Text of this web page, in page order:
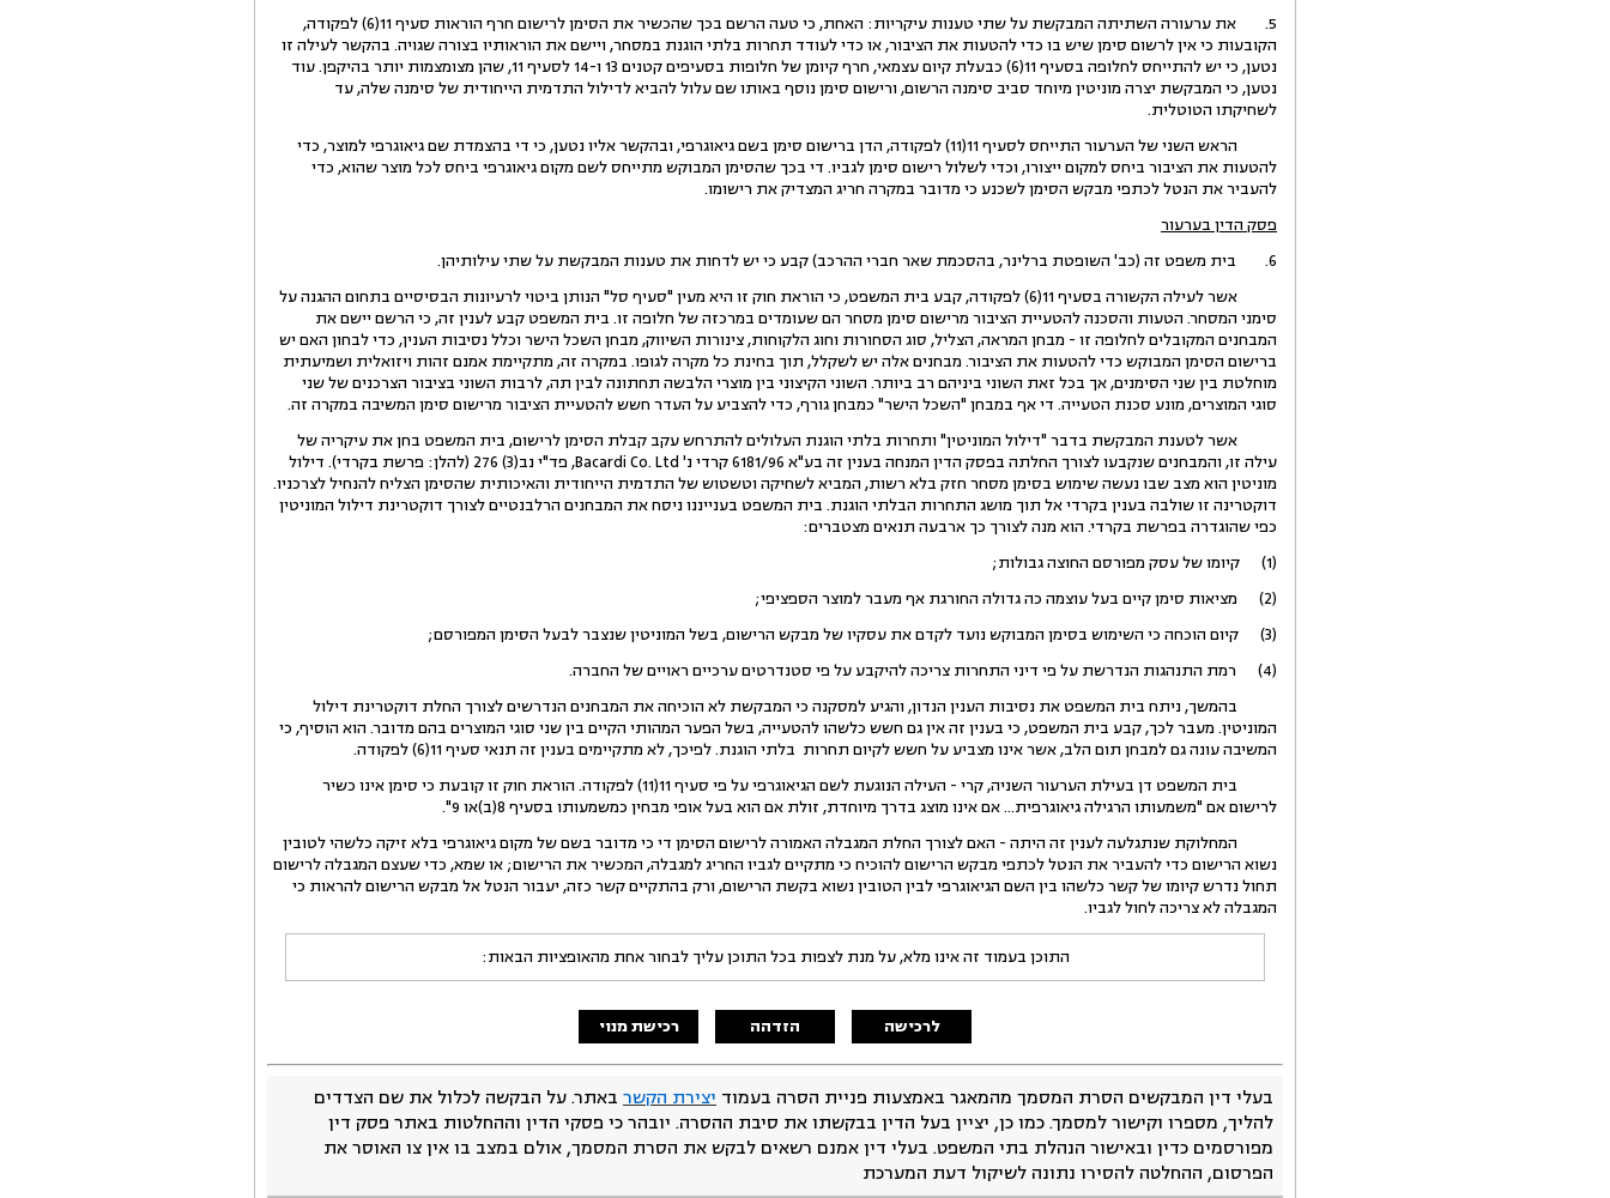
5. את ערעורה השתיתה המבקשת על שתי טענות עיקריות: האחת, כי טעה הרשם בכך שהכשיר את הסימן לרישום חרף הוראות סעיף 11(6) לפקודה,
הקובעות כי אין לרשום סימן שיש בו כדי להטעות את הציבור, או כדי לעודד תחרות בלתי הוגנת במסחר, ויישם את הוראותיו בצורה שגויה. בהקשר לעילה זו
נטען, כי יש להתייחס לחלופה בסעיף 11(6) כבעלת קיום עצמאי, חרף קיומן של חלופות בסעיפים קטנים 13 ו-14 לסעיף 11, שהן מצומצמות יותר בהיקפן. עוד
נטען, כי המבקשת יצרה מוניטין מיוחד סביב סימנה הרשום, ורישום סימן נוסף באותו שם עלול להביא לדילול התדמית הייחודית של סימנה שלה, עד
לשחיקתו הטוטלית.
הראש השני של הערעור התייחס לסעיף 11(11) לפקודה, הדן ברישום סימן בשם גיאוגרפי, ובהקשר אליו נטען, כי די בהצמדת שם גיאוגרפי למוצר, כדי
להטעות את הציבור ביחס למקום ייצורו, וכדי לשלול רישום סימן לגביו. די בכך שהסימן המבוקש מתייחס לשם מקום גיאוגרפי ביחס לכל מוצר שהוא, כדי
להעביר את הנטל לכתפי מבקש הסימן לשכנע כי מדובר במקרה חריג המצדיק את רישומו.
פסק הדין בערעור
6. בית משפט זה (כב' השופטת ברלינר, בהסכמת שאר חברי ההרכב) קבע כי יש לדחות את טענות המבקשת על שתי עילותיהן.
אשר לעילה הקשורה בסעיף 11(6) לפקודה, קבע בית המשפט, כי הוראת חוק זו היא מעין "סעיף סל" הנותן ביטוי לרעיונות הבסיסיים בתחום ההגנה על
סימני המסחר. הטעות והסכנה להטעיית הציבור מרישום סימן מסחר הם שעומדים במרכזה של חלופה זו. בית המשפט קבע לענין זה, כי הרשם יישם את
המבחנים המקובלים לחלופה זו - מבחן המראה, הצליל, סוג הסחורות וחוג הלקוחות, צינורות השיווק, מבחן השכל הישר וכלל נסיבות הענין, כדי לבחון האם יש
ברישום הסימן המבוקש כדי להטעות את הציבור. מבחנים אלה יש לשקלל, תוך בחינת כל מקרה לגופו. במקרה זה, מתקיימת אמנם זהות ויזואלית ושמיעתית
מוחלטת בין שני הסימנים, אך בכל זאת השוני ביניהם רב ביותר. השוני הקיצוני בין מוצרי הלבשה תחתונה לבין תה, לרבות השוני בציבור הצרכנים של שני
סוגי המוצרים, מונע סכנת הטעייה. די אף במבחן "השכל הישר" כמבחן גורף, כדי להצביע על העדר חשש להטעיית הציבור מרישום סימן המשיבה במקרה זה.
אשר לטענת המבקשת בדבר "דילול המוניטין" ותחרות בלתי הוגנת העלולים להתרחש עקב קבלת הסימן לרישום, בית המשפט בחן את עיקריה של
עילה זו, והמבחנים שנקבעו לצורך החלתה בפסק הדין המנחה בענין זה בע"א 6181/96 קרדי נ' Bacardi Co. Ltd, פד"י נב(3) 276 (להלן: פרשת בקרדי). דילול
מוניטין הוא מצב שבו נעשה שימוש בסימן מסחר חזק בלא רשות, המביא לשחיקה וטשטוש של התדמית הייחודית והאיכותית שהסימן הצליח להנחיל לצרכניו.
דוקטרינה זו שולבה בענין בקרדי אל תוך מושג התחרות הבלתי הוגנת. בית המשפט בענייננו ניסח את המבחנים הרלבנטיים לצורך דוקטרינת דילול המוניטין
כפי שהוגדרה בפרשת בקרדי. הוא מנה לצורך כך ארבעה תנאים מצטברים:
(1) קיומו של עסק מפורסם החוצה גבולות;
(2) מציאות סימן קיים בעל עוצמה כה גדולה החורגת אף מעבר למוצר הספציפי;
(3) קיום הוכחה כי השימוש בסימן המבוקש נועד לקדם את עסקיו של מבקש הרישום, בשל המוניטין שנצבר לבעל הסימן המפורסם;
(4) רמת התנהגות הנדרשת על פי דיני התחרות צריכה להיקבע על פי סטנדרטים ערכיים ראויים של החברה.
בהמשך, ניתח בית המשפט את נסיבות הענין הנדון, והגיע למסקנה כי המבקשת לא הוכיחה את המבחנים הנדרשים לצורך החלת דוקטרינת דילול
המוניטין. מעבר לכך, קבע בית המשפט, כי בענין זה אין גם חשש כלשהו להטעייה, בשל הפער המהותי הקיים בין שני סוגי המוצרים בהם מדובר. הוא הוסיף, כי
המשיבה עונה גם למבחן תום הלב, אשר אינו מצביע על חשש לקיום תחרות בלתי הוגנת. לפיכך, לא מתקיימים בענין זה תנאי סעיף 11(6) לפקודה.
בית המשפט דן בעילת הערעור השניה, קרי - העילה הנוגעת לשם הגיאוגרפי על פי סעיף 11(11) לפקודה. הוראת חוק זו קובעת כי סימן אינו כשיר
לרישום אם "משמעותו הרגילה גיאוגרפית... אם אינו מוצג בדרך מיוחדת, זולת אם הוא בעל אופי מבחין כמשמעותו בסעיף 8(ב)או 9".
המחלוקת שנתגלעה לענין זה היתה - האם לצורך החלת המגבלה האמורה לרישום הסימן די כי מדובר בשם של מקום גיאוגרפי בלא זיקה כלשהי לטובין
נשוא הרישום כדי להעביר את הנטל לכתפי מבקש הרישום להוכיח כי מתקיים לגביו החריג למגבלה, המכשיר את הרישום; או שמא, כדי שעצם המגבלה לרישום
תחול נדרש קיומו של קשר כלשהו בין השם הגיאוגרפי לבין הטובין נשוא בקשת הרישום, ורק בהתקיים קשר כזה, יעבור הנטל אל מבקש הרישום להראות כי
המגבלה לא צריכה לחול לגביו.
התוכן בעמוד זה אינו מלא, על מנת לצפות בכל התוכן עליך לבחור אחת מהאופציות הבאות:
לרכישה הזדהה רכישת מנוי
בעלי דין המבקשים הסרת המסמך מהמאגר באמצעות פניית הסרה בעמוד יצירת הקשר באתר. על הבקשה לכלול את שם הצדדים
להליך, מספרו וקישור למסמך. כמו כן, יציין בעל הדין בבקשתו את סיבת ההסרה. יובהר כי פסקי הדין וההחלטות באתר פסק דין
מפורסמים כדין ובאישור הנהלת בתי המשפט. בעלי דין אמנם רשאים לבקש את הסרת המסמך, אולם במצב בו אין צו האוסר את
הפרסום, ההחלטה להסירו נתונה לשיקול דעת המערכת